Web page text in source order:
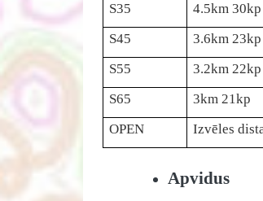
S35
4.5km 30kp
S45
3.6km 23kp
S55
3.2km 22kp
S65
3km 21kp
OPEN
Izvēles
Apvidus